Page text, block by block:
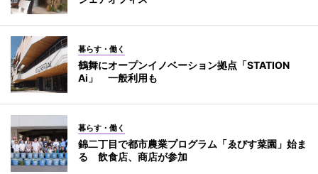
暮らす・働く
鶴舞にオープンイノベーション拠点「STATION
Ai」 一般利用も
暮らす・働く
錦二丁目で都市農業プログラム「ゑびす菜園」始ま
る 飲食店、商店が参加